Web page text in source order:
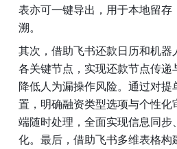
表亦可一键导出，用于本地留存
溯。
其次，借助飞书还款日历和机器
各关键节点，实现还款节点传递
降低人为漏操作风险。通过对提
置，明确融资类型选项与个性化
端随时处理，全面实现信息同步
化。最后，借助飞书多维表格构